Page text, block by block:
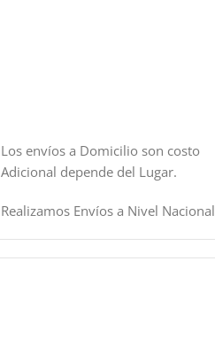
Los envíos a Domicilio son costo
Adicional depende del Lugar.
Realizamos Envíos a Nivel Nacional